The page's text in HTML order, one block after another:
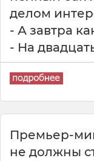
делом
- А завтра
- На
Премьер-
не должны